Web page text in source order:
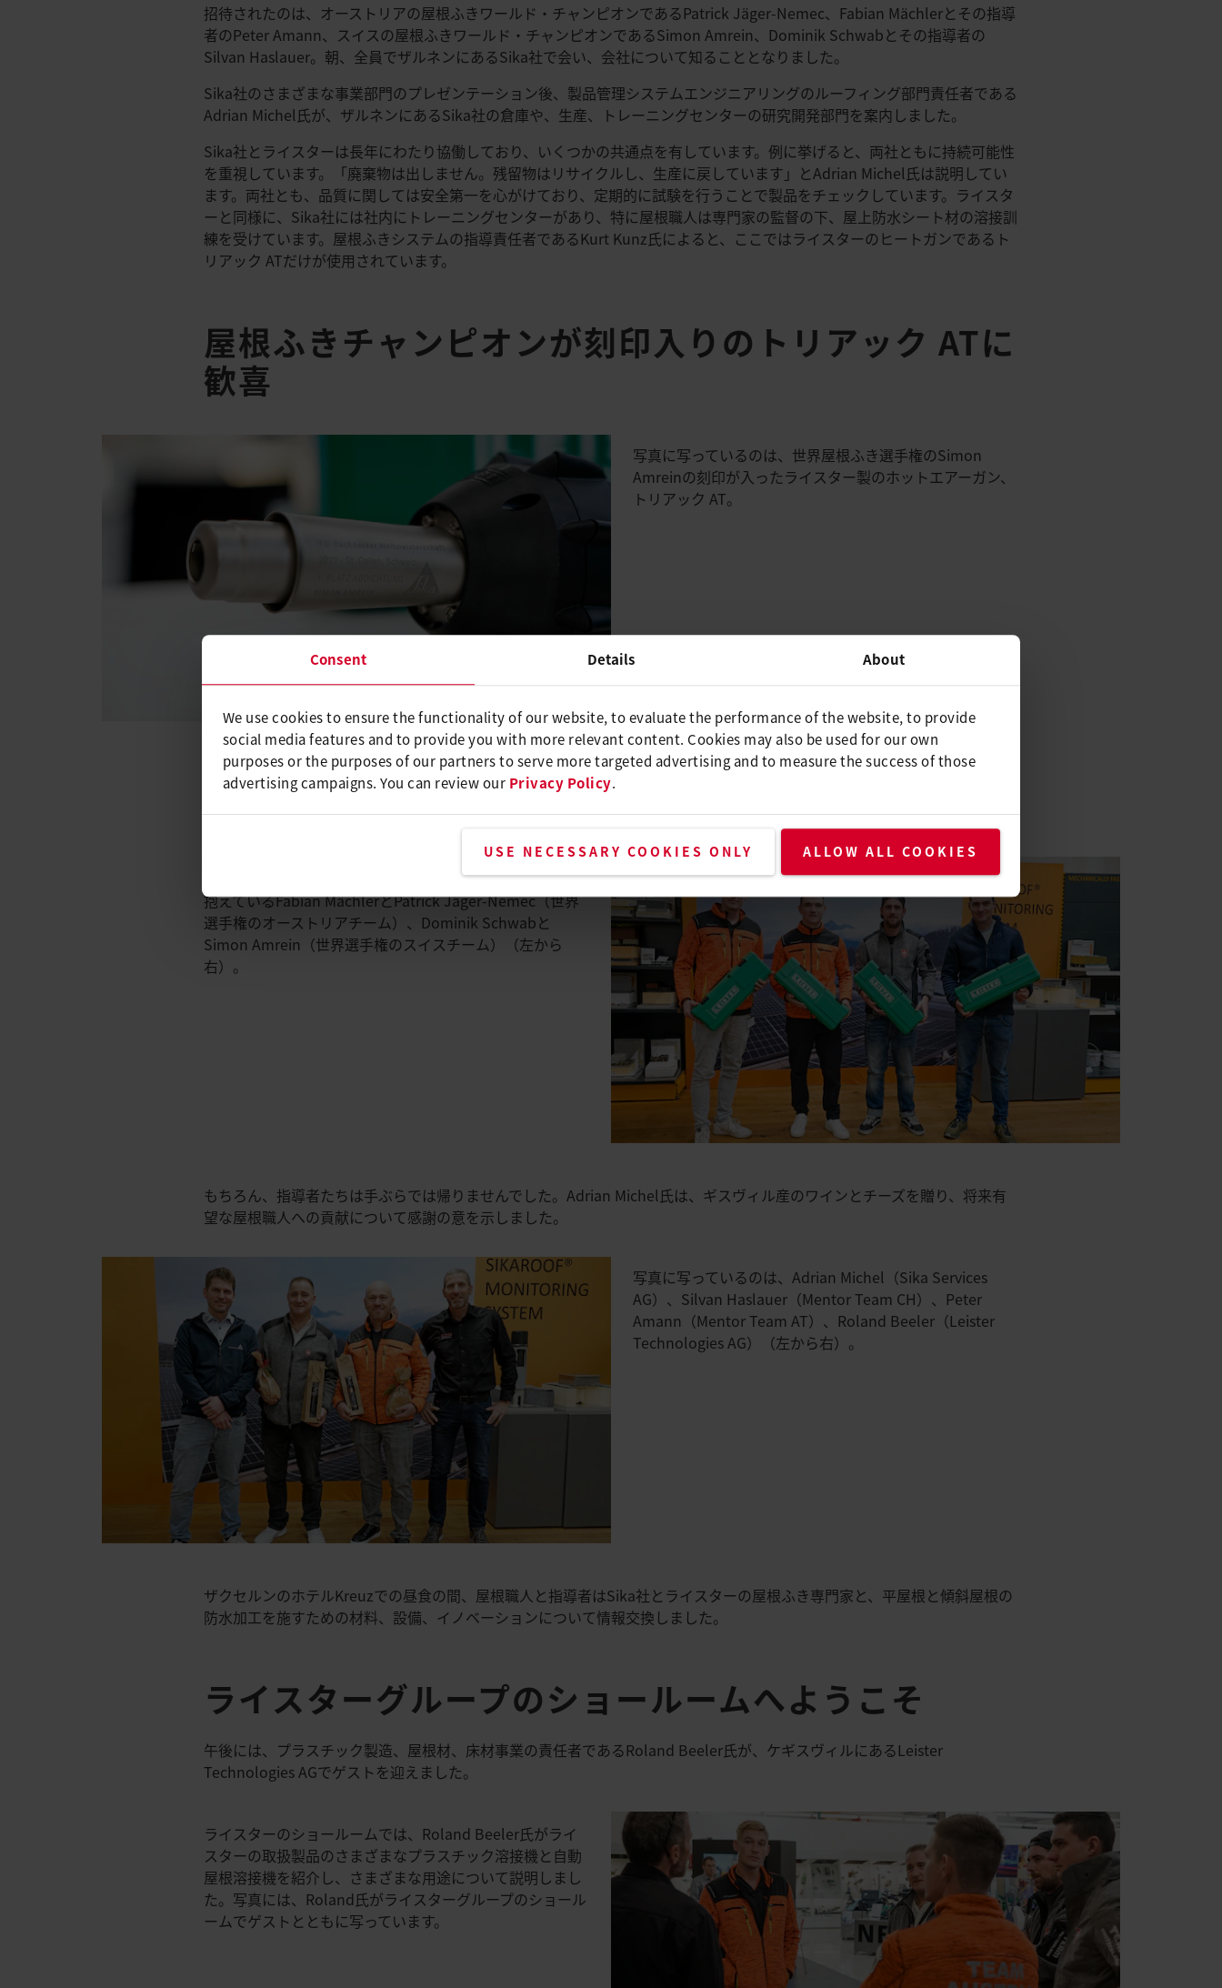
Consent Details About
We use cookies to ensure the functionality of our website, to evaluate the performance of the website, to provide
social media features and to provide you with more relevant content. Cookies may also be used for our own
purposes or the purposes of our partners to serve more targeted advertising and to measure the success of those
advertising campaigns. You can review our Privacy Policy.
USE NECESSARY COOKIES ONLY ALLOW ALL COOKIES
招待されたのは、オーストリアの屋根ふきワールド・チャンピオンであるPatrick Jäger-Nemec、Fabian Mächlerとその指導
者のPeter Amann、スイスの屋根ふきワールド・チャンピオンであるSimon Amrein、Dominik Schwabとその指導者の
Silvan Haslauer。朝、全員でザルネンにあるSika社で会い、会社について知ることとなりました。
Sika社のさまざまな事業部門のプレゼンテーション後、製品管理システムエンジニアリングのルーフィング部門責任者である
Adrian Michel氏が、ザルネンにあるSika社の倉庫や、生産、トレーニングセンターの研究開発部門を案内しました。
Sika社とライスターは長年にわたり協働しており、いくつかの共通点を有しています。例に挙げると、両社ともに持続可能性
を重視しています。「廃棄物は出しません。残留物はリサイクルし、生産に戻しています」とAdrian Michel氏は説明してい
ます。両社とも、品質に関しては安全第一を心がけており、定期的に試験を行うことで製品をチェックしています。ライスタ
ーと同様に、Sika社には社内にトレーニングセンターがあり、特に屋根職人は専門家の監督の下、屋上防水シート材の溶接訓
練を受けています。屋根ふきシステムの指導責任者であるKurt Kunz氏によると、ここではライスターのヒートガンであるト
リアック ATだけが使用されています。
屋根ふきチャンピオンが刻印入りのトリアック ATに
歓喜
写真に写っているのは、世界屋根ふき選手権のSimon
Amreinの刻印が入ったライスター製のホットエアーガン、
トリアック AT。
贈呈する前に、Adrian Michel氏は4人の屋根ふき世界チャンピオンの並外れた功績に敬意を表しました。その後、同氏とKurt
Kunz氏にはスポンサーから贈呈品が授与され、4人の世界チャンピオンはそれぞれの名前が刻まれたトリアック ATを受け取
りました。「皆さんの今後のご活躍も楽しみにしています」とAdrian Michel氏は述べました。
写真に写っているのは、ライスターの新型トリアック ATを
抱えているFabian MächlerとPatrick Jäger-Nemec（世界
選手権のオーストリアチーム）、Dominik Schwabと
Simon Amrein（世界選手権のスイスチーム）（左から
右）。
もちろん、指導者たちは手ぶらでは帰りませんでした。Adrian Michel氏は、ギスヴィル産のワインとチーズを贈り、将来有
望な屋根職人への貢献について感謝の意を示しました。
写真に写っているのは、Adrian Michel（Sika Services
AG）、Silvan Haslauer（Mentor Team CH）、Peter
Amann（Mentor Team AT）、Roland Beeler（Leister
Technologies AG）（左から右）。
ザクセルンのホテルKreuzでの昼食の間、屋根職人と指導者はSika社とライスターの屋根ふき専門家と、平屋根と傾斜屋根の
防水加工を施すための材料、設備、イノベーションについて情報交換しました。
ライスターグループのショールームへようこそ
午後には、プラスチック製造、屋根材、床材事業の責任者であるRoland Beeler氏が、ケギスヴィルにあるLeister
Technologies AGでゲストを迎えました。
ライスターのショールームでは、Roland Beeler氏がライ
スターの取扱製品のさまざまなプラスチック溶接機と自動
屋根溶接機を紹介し、さまざまな用途について説明しまし
た。写真には、Roland氏がライスターグループのショール
ームでゲストとともに写っています。